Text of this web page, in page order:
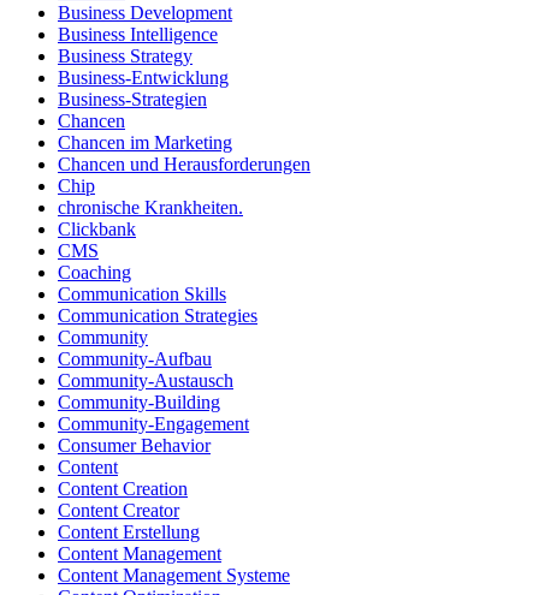
Business Development
Business Intelligence
Business Strategy
Business-Entwicklung
Business-Strategien
Chancen
Chancen im Marketing
Chancen und Herausforderungen
Chip
chronische Krankheiten.
Clickbank
CMS
Coaching
Communication Skills
Communication Strategies
Community
Community-Aufbau
Community-Austausch
Community-Building
Community-Engagement
Consumer Behavior
Content
Content Creation
Content Creator
Content Erstellung
Content Management
Content Management Systeme